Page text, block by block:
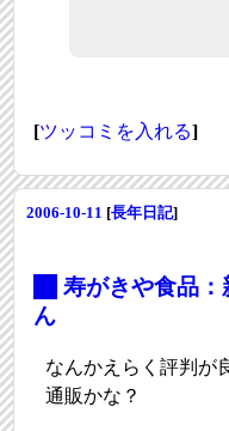
[ツッコミを入れる]
2006-10-11 [長年日記]
寿がきや食品
ん
なんかえらく評判が
通販かな？